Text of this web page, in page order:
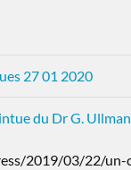
27 01 2020
du Dr G.
2019/03/22/un-